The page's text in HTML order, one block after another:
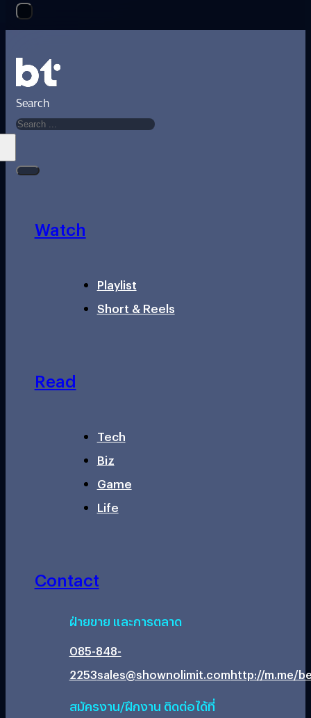
Search
Watch
Playlist
Short & Reels
Read
Tech
Biz
Game
Life
Contact
ฝ่ายขาย และการตลาด
085-848-
2253sales@shownolimit.comhttp://m.me/
สมัครงาน/ฝึกงาน ติดต่อได้ที่